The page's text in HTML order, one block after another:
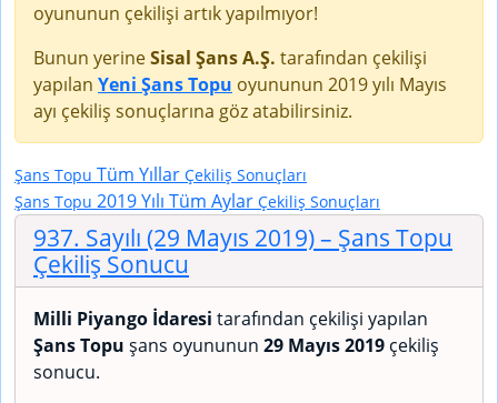
oyununun çekilişi artık yapılmıyor!
Bunun yerineSisal Şans A.Ş. tarafından çekilişi
yapılan Yeni Şans Topu oyununun 2019 yılı Mayıs
ayı çekiliş sonuçlarına göz atabilirsiniz.
Şans Topu Tüm Yıllar Çekiliş Sonuçları
Şans Topu 2019 Yılı Tüm Aylar Çekiliş Sonuçları
937. Sayılı (29 Mayıs 2019)– Şans Topu
Çekiliş Sonucu
Milli Piyango İdaresi tarafından çekilişi yapılan
Şans Topu şans oyununun 29 Mayıs 2019 çekiliş
sonucu.